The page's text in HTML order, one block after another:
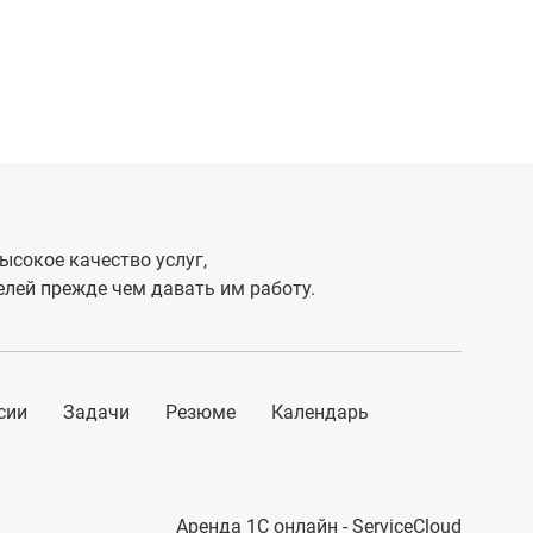
качество услуг,
прежде чем давать им работу.
Задачи Резюме Календарь
Аренда 1С онлайн - ServiceCloud